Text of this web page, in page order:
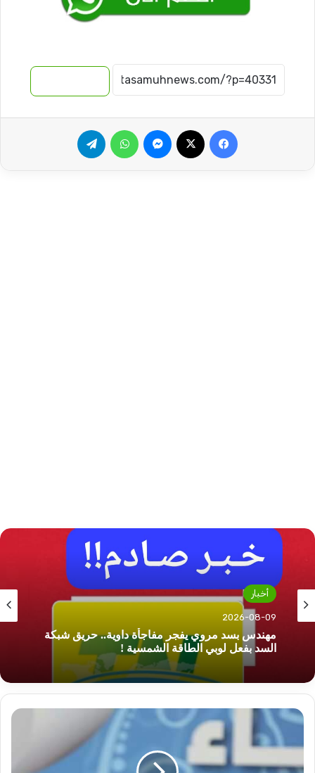
فيسبوك ماسنجر واتساب
أخبار
2026-08-09
مهندس بسد مروي يفجر مفاجأة داوية.. حريق شبكة
السد بفعل لوبي الطاقة الشمسية !
عمرو
دهب